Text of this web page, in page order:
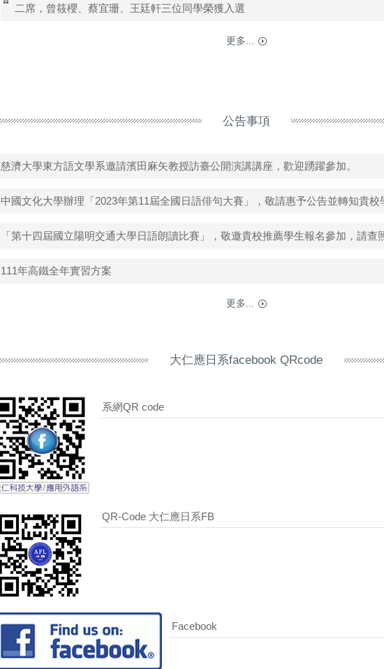
二席，曾筱櫻、蔡宜珊、王廷軒三位同學榮獲入選
更多...
公告事項
慈濟大學東方語文學系邀請濱田麻矢教授訪臺公開演講講座，歡迎踴躍參加。
中國文化大學辦理「2023年第11屆全國日語俳句大賽」，敬請惠予公告並轉知貴校
「第十四屆國立陽明交通大學日語朗讀比賽」，敬邀貴校推薦學生報名參加，請查
111年高鐵全年實習方案
更多...
大仁應日系facebook QRcode
系網QR code
QR-Code 大仁應日系FB
Facebook